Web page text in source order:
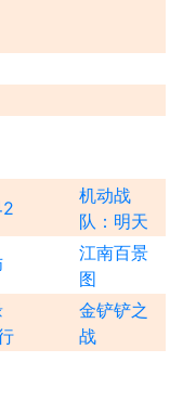
机动战
队：明天
江南百景
图
金铲铲之
战